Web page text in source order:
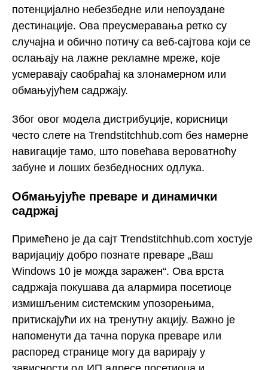
потенцијално небезбедне или непоуздане
дестинације. Ова преусмеравања ретко су
случајна и обично потичу са веб-сајтова који се
ослањају на лажне рекламне мреже, које
усмеравају саобраћај ка злонамерном или
обмањујућем садржају.
Због овог модела дистрибуције, корисници
често слете на Trendstitchhub.com без намерне
навигације тамо, што повећава вероватноћу
забуне и лоших безбедносних одлука.
Обмањујуће преваре и динамички
садржај
Примећено је да сајт Trendstitchhub.com хостује
варијацију добро познате преваре „Ваш
Windows 10 је можда заражен“. Ова врста
садржаја покушава да алармира посетиоце
измишљеним системским упозорењима,
притискајући их на тренутну акцију. Важно је
напоменути да тачна порука преваре или
распоред странице могу да варирају у